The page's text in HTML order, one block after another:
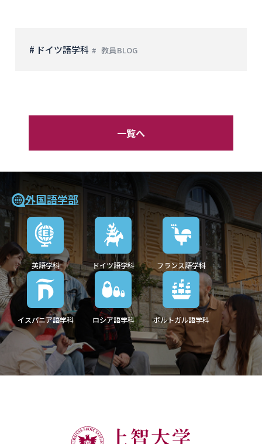
# ドイツ語学科 教員BLOG
一覧へ
外国語学部
英語学科 ドイツ語学科 フランス語学科
イスパニア語学科 ロシア語学科 ポルトガル語学科